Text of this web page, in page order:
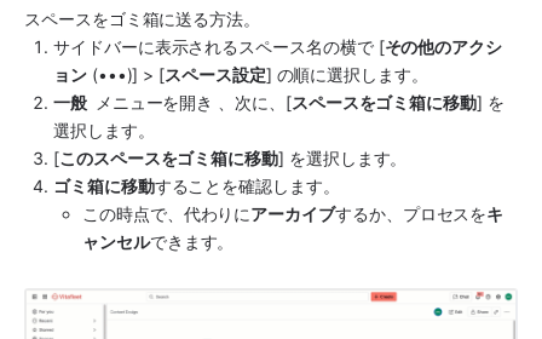
スペースをゴミ箱に送る方法。
サイドバーに表示されるスペース名の横で [その他のアクシ
ョン (•••)] > [スペース設定] の順に選択します。
一般
メニューを開き 、次に、[スペースをゴミ箱に移動] を
選択します。
[このスペースをゴミ箱に移動] を選択します。
ゴミ箱に移動することを確認します。
この時点で、代わりにアーカイブするか、プロセスをキ
ャンセルできます。